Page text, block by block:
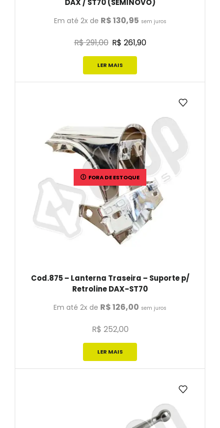
Em até 2x de R$130,95 sem juros
R$291,00 R$ 261,90
LER MAIS
FORA DE ESTOQUE
Cod.875 – Lanterna Traseira – Suporte p/
Retroline DAX-ST70
Em até 2x de R$126,00 sem juros
R$ 252,00
LER MAIS